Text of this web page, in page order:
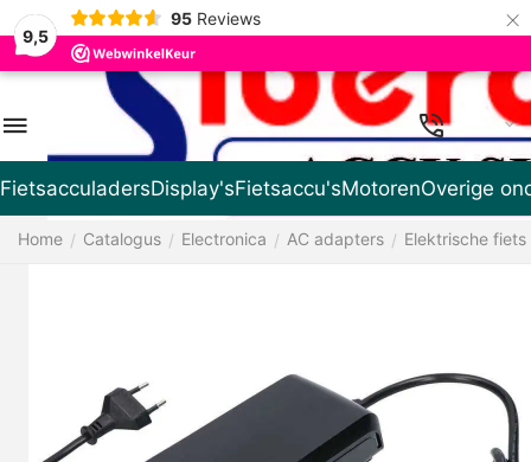
9,5
95 Reviews ×
NL
FietsacculadersDisplay'sFietsaccu'sMotorenOverige
Home / Catalogus / Electronica / AC adapters / Elektrische fiets